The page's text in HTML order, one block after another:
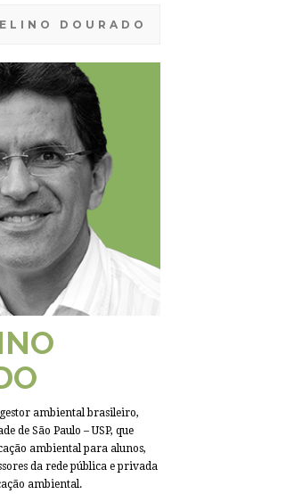
DOURADO
ambiental brasileiro,
de São Paulo – USP, que
ambiental para alunos,
da rede pública e privada
ambiental.